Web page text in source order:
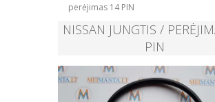
perėjimas 14 PIN
NISSAN JUNGTIS /
PIN